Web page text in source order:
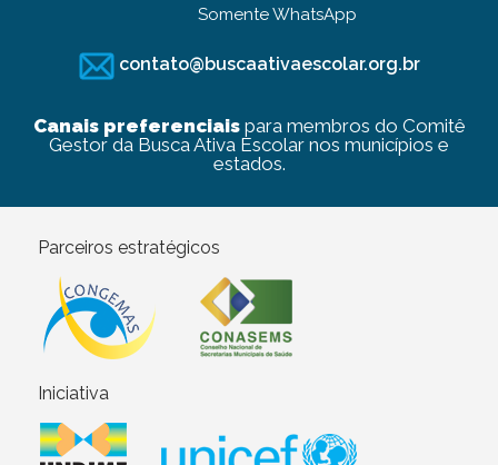
Somente WhatsApp
contato@buscaativaescolar.org.br
Canais preferenciaispara membros do Comitê
Gestor da Busca Ativa Escolar nos municípios e
estados.
Parceiros estratégicos
Iniciativa